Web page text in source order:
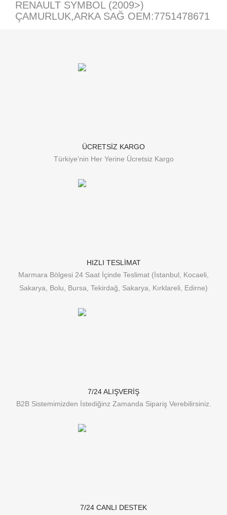
RENAULT SYMBOL (2009>)
ÇAMURLUK,ARKA SAĞ OEM:7751478671
ÜCRETSİZ KARGO
Türkiye'nin Her Yerine Ücretsiz Kargo
HIZLI TESLİMAT
Marmara Bölgesi 24 Saat İçinde Teslimat (İstanbul, Kocaeli,
Sakarya, Bolu, Bursa, Tekirdağ, Sakarya, Kırklareli, Edirne)
7/24 ALIŞVERİŞ
B2B Sistemimizden İstediğinz Zamanda Sipariş Verebilirsiniz.
7/24 CANLI DESTEK